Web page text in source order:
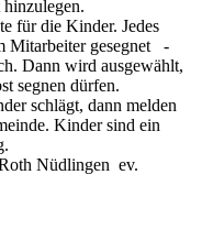
für die Kinder. Jedes
Mitarbeiter gesegnet -
Dann wird ausgewählt,
segnen dürfen.
schlägt, dann melden
Kinder sind ein
Nüdlingen ev.